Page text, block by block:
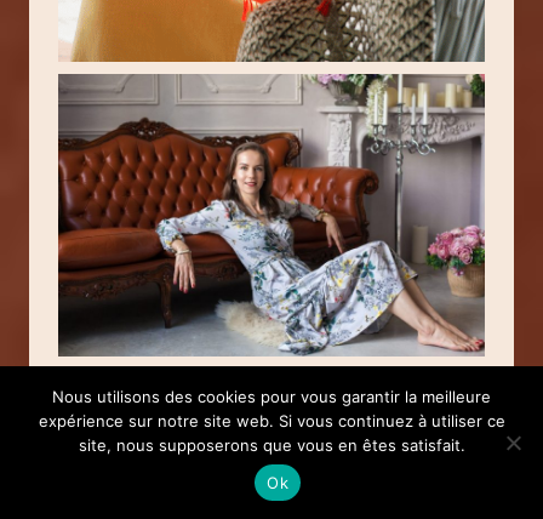
Nous utilisons des cookies pour vous garantir la meilleure
expérience sur notre site web. Si vous continuez à utiliser ce
site, nous supposerons que vous en êtes satisfait.
Ok